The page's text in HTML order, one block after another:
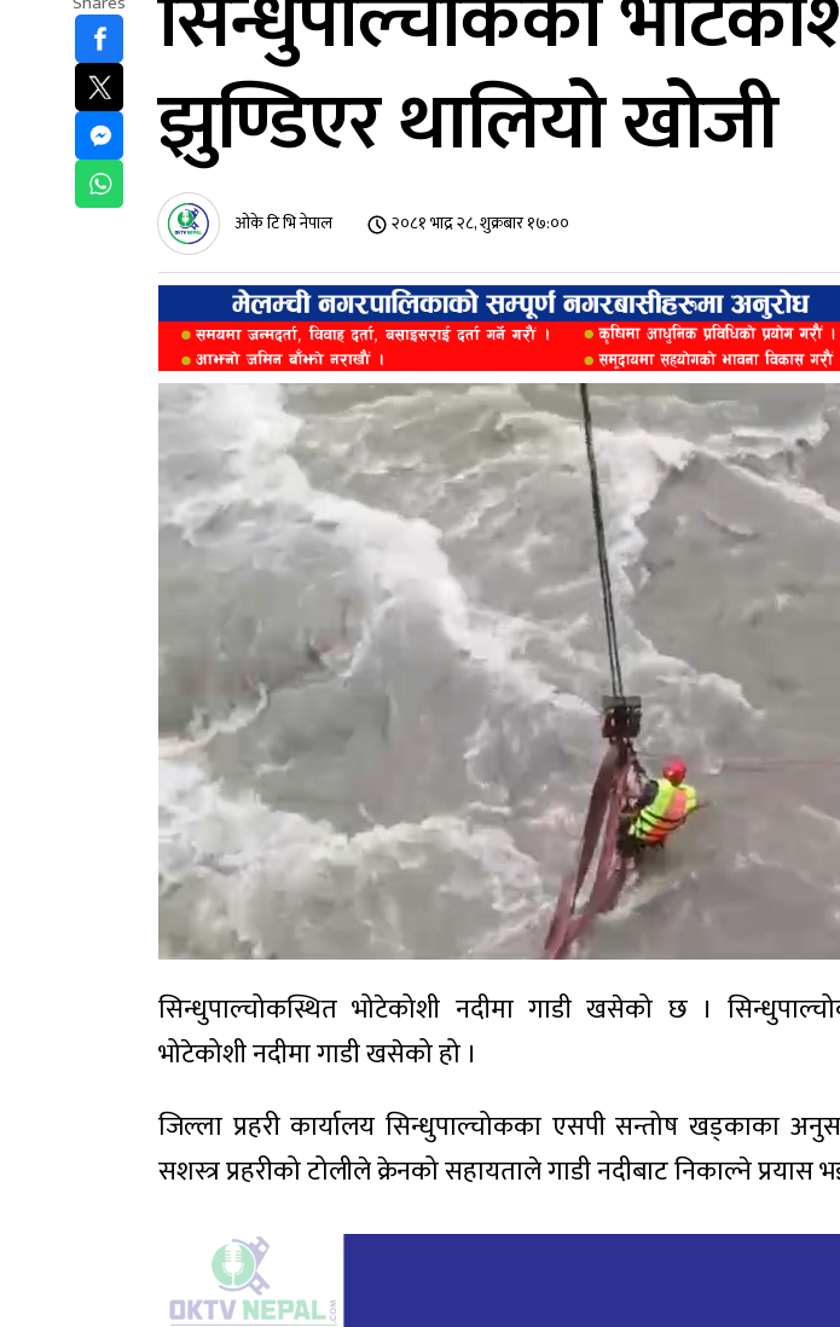
झुण्डिएर थालियो खोजी
ओके टि भि नेपाल २०८१ भाद्र २८, शुक्रबार १७:००
सिन्धुपाल्चोकस्थित भोटेकोशी नदीमा गाडी खसेको छ ।
भोटेकोशी नदीमा गाडी खसेको हो ।
जिल्ला प्रहरी कार्यालय सिन्धुपाल्चोकका एसपी सन्तोष खड्काका
सशस्त्र प्रहरीको टोलीले क्रेनको सहायताले गाडी नदीबाट निकाल्ने प्रयास